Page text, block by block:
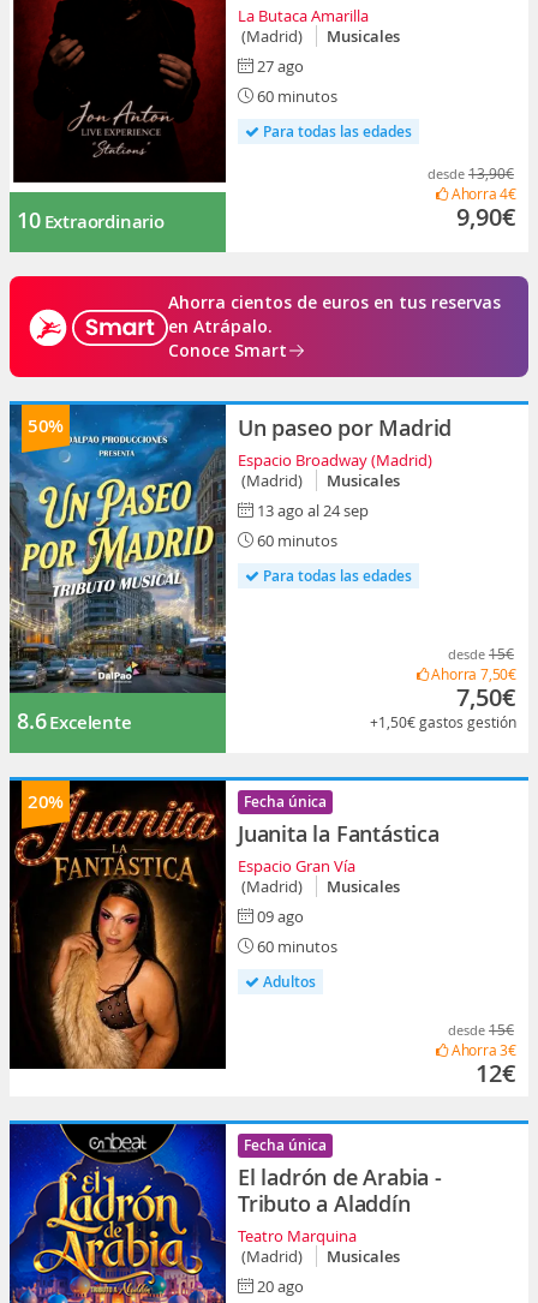
10 Extraordinario
La Butaca Amarilla
(Madrid)
Musicales
27 ago
60 minutos
Para todas las edades
desde 13,90€
Ahorra4€
9,90€
Ahorra cientos de euros en tus reservas
en Atrápalo.
Conoce Smart
50%
8.6Excelente
Un paseo por Madrid
Espacio Broadway (Madrid)
(Madrid)
Musicales
13 ago al 24 sep
60 minutos
Para todas las edades
desde 15€
Ahorra 7,50€
7,50€
+1,50€gastos gestión
20% Fecha única
Juanita la Fantástica
Espacio Gran Vía
(Madrid)
Musicales
09 ago
60 minutos
Adultos
desde 15€
Ahorra3€
12€
Fecha única
El ladrón de Arabia -
Tributo a Aladdín
Teatro Marquina
(Madrid)
Musicales
20 ago